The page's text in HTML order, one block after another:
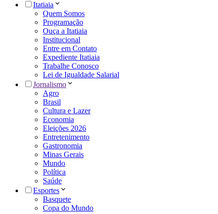
Itatiaia
Quem Somos
Programação
Ouça a Itatiaia
Institucional
Entre em Contato
Expediente Itatiaia
Trabalhe Conosco
Lei de Igualdade Salarial
Jornalismo
Agro
Brasil
Cultura e Lazer
Economia
Eleições 2026
Entretenimento
Gastronomia
Minas Gerais
Mundo
Política
Saúde
Esportes
Basquete
Copa do Mundo